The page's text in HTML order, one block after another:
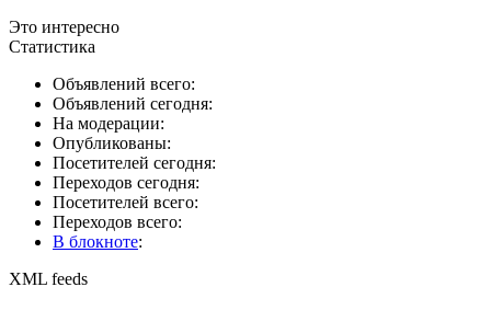
Это интересно
Статистика
Объявлений всего:
Объявлений сегодня:
На модерации:
Опубликованы:
Посетителей сегодня:
Переходов сегодня:
Посетителей всего:
Переходов всего:
В блокноте:
XML feeds